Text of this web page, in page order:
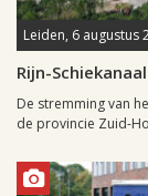
Leiden, 6 augustus
Rijn-
De stremming van
de provincie Zuid-